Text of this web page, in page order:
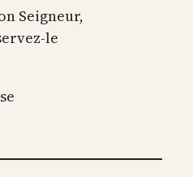
Seigneur,
le